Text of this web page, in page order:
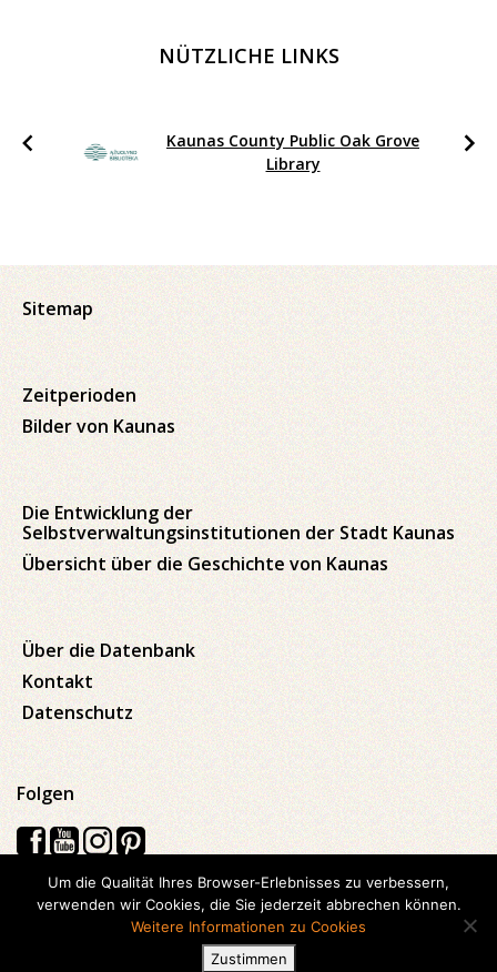
NÜTZLICHE LINKS
Kaunas County Public Oak Grove
Library
Sitemap
Zeitperioden
Bilder von Kaunas
Die Entwicklung der
Selbstverwaltungsinstitutionen der Stadt Kaunas
Übersicht über die Geschichte von Kaunas
Über die Datenbank
Kontakt
Datenschutz
Folgen
Visos teisės saugomos © 2026 Kauno apskrities viešoji Ąžuolyno
Um die Qualität Ihres Browser-Erlebnisses zu verbessern,
verwenden wir Cookies, die Sie jederzeit abbrechen können.
Weitere Informationen zu Cookies
Zustimmen